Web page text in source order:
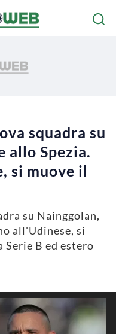
squadra su
allo Spezia.
si muove il
su Nainggolan,
all'Udinese, si
Serie B ed estero